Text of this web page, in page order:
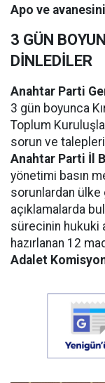
Apo ve
3 GÜN
DİNLEDİLER
Anahtar Parti
3 gün boyunca
Toplum
sorun ve
Anahtar Parti İl
yönetimi basın
sorunlardan
açıklamalarda
sürecinin hukuki
hazırlanan 12
Adalet